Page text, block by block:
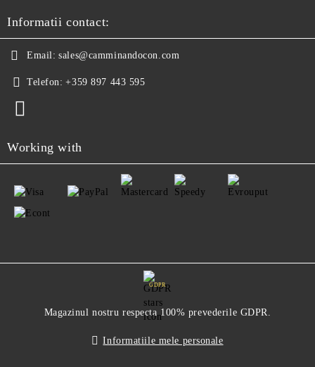
Informatii contact:
Email: sales@camminandocon.com
Telefon: +359 897 443 595
Working with
GDPR
Magazinul nostru respecta 100% prevederile GDPR.
Informatiile mele personale